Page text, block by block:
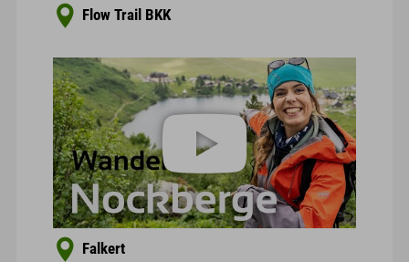
Flow Trail BKK
Falkert